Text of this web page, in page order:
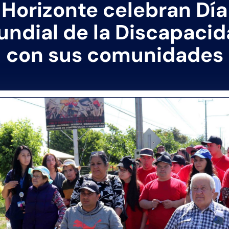
Horizonte celebran Día
de la
con sus comunidades